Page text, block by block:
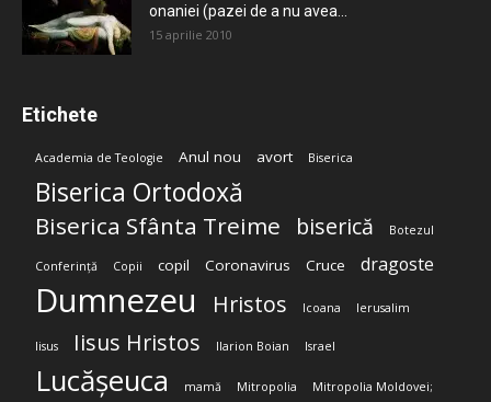
onaniei (pazei de a nu avea...
15 aprilie 2010
Etichete
Academia de Teologie Anul nou avort Biserica
Biserica Ortodoxă
Biserica Sfânta Treime biserică Botezul
Conferință Copii copil Coronavirus Cruce dragoste
Dumnezeu Hristos Icoana Ierusalim
Iisus Iisus Hristos Ilarion Boian Israel
Lucășeuca mamă Mitropolia Mitropolia Moldovei;